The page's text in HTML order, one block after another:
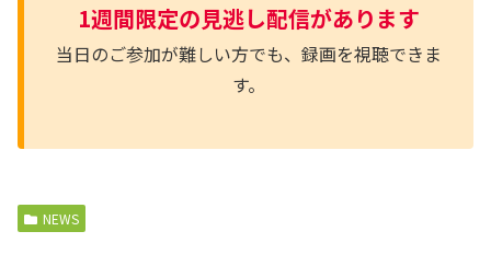
1週間限定の見逃し配信があります
当日のご参加が難しい方でも、録画を視聴できま
す。
NEWS